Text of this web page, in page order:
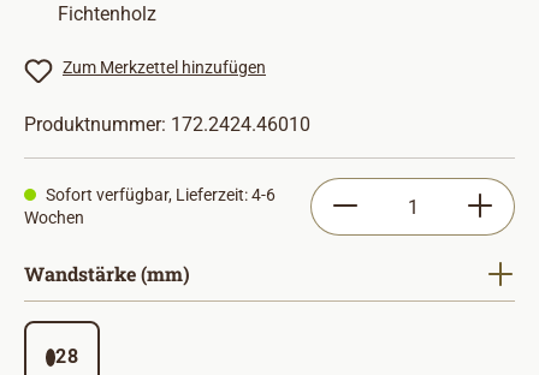
Fichtenholz
Zum Merkzettel hinzufügen
Produktnummer: 172.2424.46010
Sofort verfügbar, Lieferzeit: 4-6
Wochen
Produkt Anzahl:
Wandstärke (mm)
28